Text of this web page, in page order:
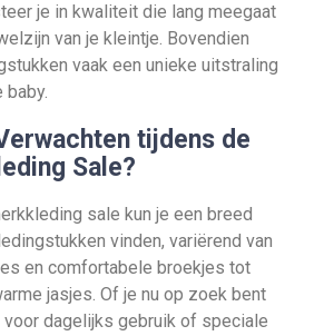
je in kwaliteit die lang meegaat
van je kleintje. Bovendien
vaak een unieke uitstraling
baby.
tijdens de
Sale?
sale kun je een breed
vinden, variërend van
en comfortabele broekjes tot
jasjes. Of je nu op zoek bent
voor dagelijks gebruik of speciale